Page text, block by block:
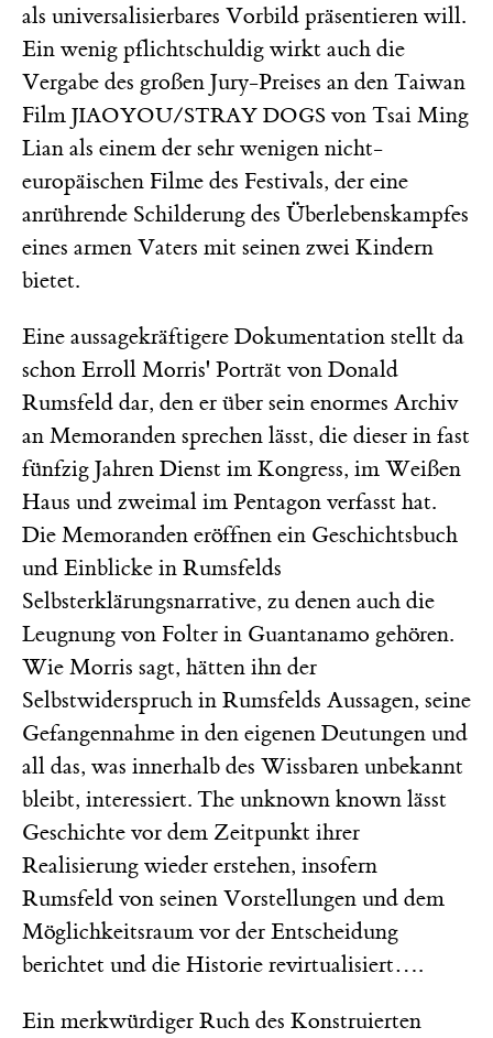
als universalisierbares Vorbild präsentieren will.
Ein wenig pflichtschuldig wirkt auch die
Vergabe des großen Jury-Preises an den Taiwan
Film JIAOYOU/STRAY DOGS von Tsai Ming
Lian als einem der sehr wenigen nicht-
europäischen Filme des Festivals, der eine
anrührende Schilderung des Überlebenskampfes
eines armen Vaters mit seinen zwei Kindern
bietet.
Eine aussagekräftigere Dokumentation stellt da
schon Erroll Morris' Porträt von Donald
Rumsfeld dar, den er über sein enormes Archiv
an Memoranden sprechen lässt, die dieser in fast
fünfzig Jahren Dienst im Kongress, im Weißen
Haus und zweimal im Pentagon verfasst hat.
Die Memoranden eröffnen ein Geschichtsbuch
und Einblicke in Rumsfelds
Selbsterklärungsnarrative, zu denen auch die
Leugnung von Folter in Guantanamo gehören.
Wie Morris sagt, hätten ihn der
Selbstwiderspruch in Rumsfelds Aussagen, seine
Gefangennahme in den eigenen Deutungen und
all das, was innerhalb des Wissbaren unbekannt
bleibt, interessiert. The unknown known lässt
Geschichte vor dem Zeitpunkt ihrer
Realisierung wieder erstehen, insofern
Rumsfeld von seinen Vorstellungen und dem
Möglichkeitsraum vor der Entscheidung
berichtet und die Historie revirtualisiert….
Ein merkwürdiger Ruch des Konstruierten